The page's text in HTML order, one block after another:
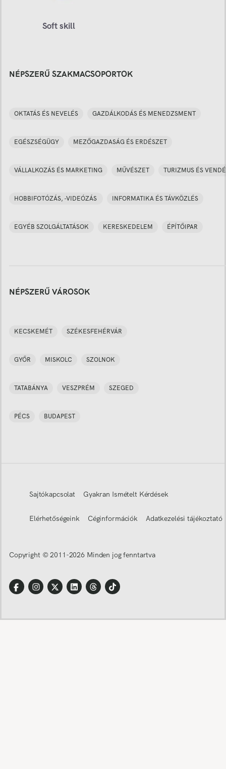
Soft skill
NÉPSZERŰ SZAKMACSOPORTOK
OKTATÁS ÉS NEVELÉS GAZDÁLKODÁS ÉS MENEDZSMENT
EGÉSZSÉGÜGY MEZŐGAZDASÁG ÉS ERDÉSZET
VÁLLALKOZÁS ÉS MARKETING MŰVÉSZET TURIZMUS ÉS
HOBBIFOTÓZÁS, -VIDEÓZÁS INFORMATIKA ÉS TÁVKÖZLÉS
EGYÉB SZOLGÁLTATÁSOK KERESKEDELEM ÉPÍTŐIPAR
NÉPSZERŰ VÁROSOK
KECSKEMÉT SZÉKESFEHÉRVÁR
GYŐR MISKOLC SZOLNOK
TATABÁNYA VESZPRÉM SZEGED
PÉCS BUDAPEST
Sajtókapcsolat Gyakran Ismételt Kérdések
Elérhetőségeink Céginformációk Adatkezelési tájékoztató
Copyright © 2011-2026 Minden jog fenntartva